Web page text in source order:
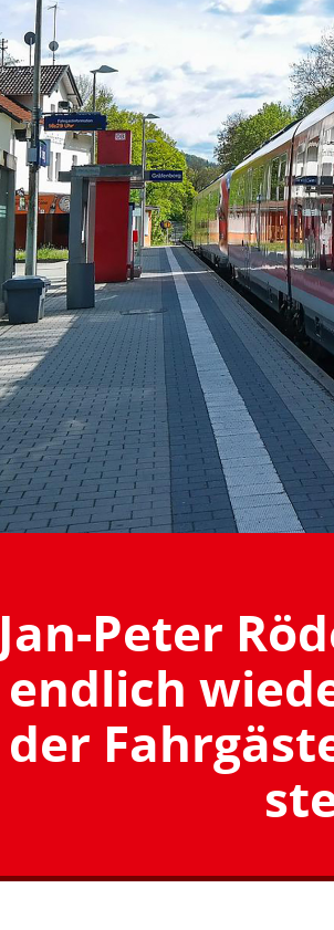
Jan-Peter
endlich
der